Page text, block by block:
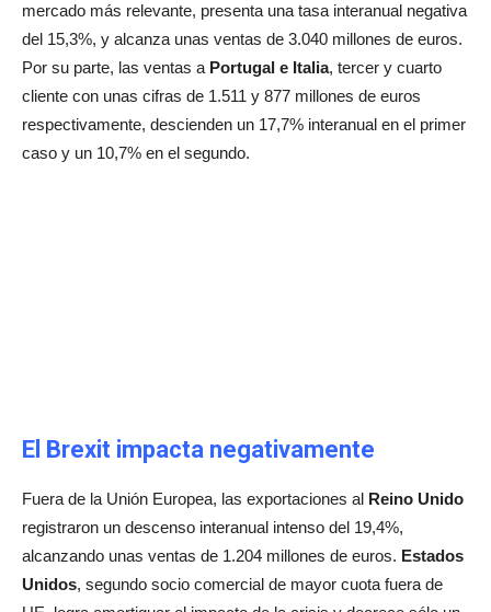
mercado más relevante, presenta una tasa interanual negativa
del 15,3%, y alcanza unas ventas de 3.040 millones de euros.
Por su parte, las ventas a Portugal e Italia, tercer y cuarto
cliente con unas cifras de 1.511 y 877 millones de euros
respectivamente, descienden un 17,7% interanual en el primer
caso y un 10,7% en el segundo.
El Brexit impacta negativamente
Fuera de la Unión Europea, las exportaciones al Reino Unido
registraron un descenso interanual intenso del 19,4%,
alcanzando unas ventas de 1.204 millones de euros. Estados
Unidos, segundo socio comercial de mayor cuota fuera de